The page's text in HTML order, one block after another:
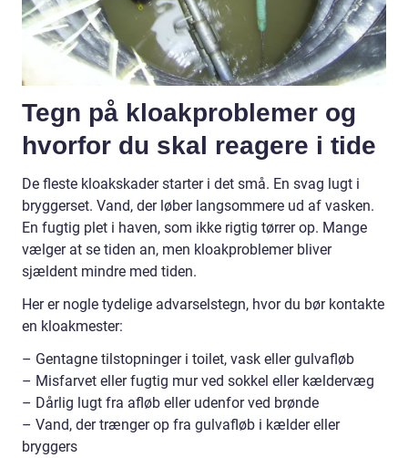
Tegn på kloakproblemer og
hvorfor du skal reagere i tide
De fleste kloakskader starter i det små. En svag lugt i
bryggerset. Vand, der løber langsommere ud af vasken.
En fugtig plet i haven, som ikke rigtig tørrer op. Mange
vælger at se tiden an, men kloakproblemer bliver
sjældent mindre med tiden.
Her er nogle tydelige advarselstegn, hvor du bør kontakte
en kloakmester:
– Gentagne tilstopninger i toilet, vask eller gulvafløb
– Misfarvet eller fugtig mur ved sokkel eller kældervæg
– Dårlig lugt fra afløb eller udenfor ved brønde
– Vand, der trænger op fra gulvafløb i kælder eller
bryggers